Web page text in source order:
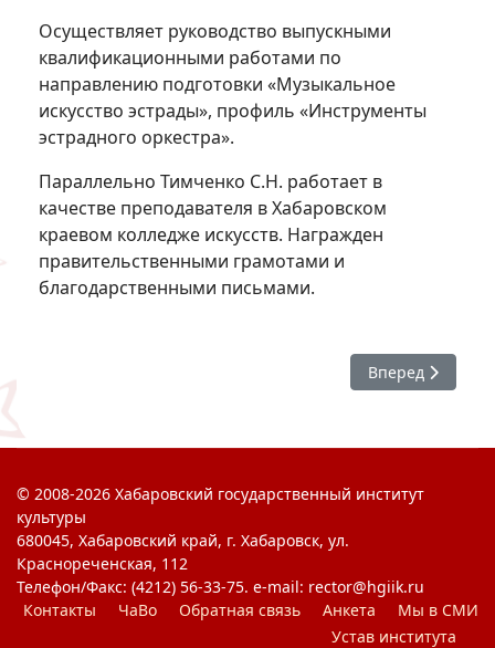
Осуществляет руководство выпускными
квалификационными работами по
направлению подготовки «Музыкальное
искусство эстрады», профиль «Инструменты
эстрадного оркестра».
Параллельно Тимченко С.Н. работает в
качестве преподавателя в Хабаровском
краевом колледже искусств. Награжден
правительственными грамотами и
благодарственными письмами.
Следующий:
Вперед
© 2008-2026 Хабаровский государственный институт
культуры
680045, Хабаровский край, г. Хабаровск, ул.
Краснореченская, 112
Телефон/Факс: (4212) 56-33-75. e-mail: rector@hgiik.ru
Контакты
ЧаВо Обратная связь Анкета
Мы в СМИ
Устав института